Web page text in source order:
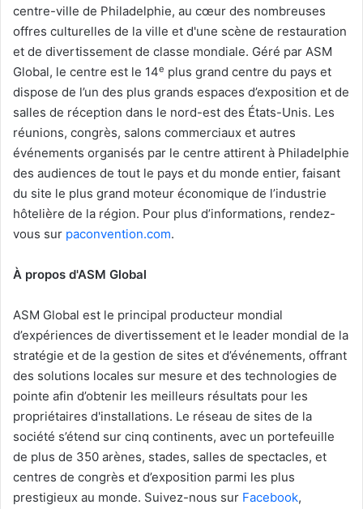
centre-ville de Philadelphie, au cœur des nombreuses
offres culturelles de la ville et d'une scène de restauration
et de divertissement de classe mondiale. Géré par ASM
Global, le centre est le 14e plus grand centre du pays et
dispose de l’un des plus grands espaces d’exposition et de
salles de réception dans le nord-est des États-Unis. Les
réunions, congrès, salons commerciaux et autres
événements organisés par le centre attirent à Philadelphie
des audiences de tout le pays et du monde entier, faisant
du site le plus grand moteur économique de l’industrie
hôtelière de la région. Pour plus d’informations, rendez-
vous sur paconvention.com.
À propos d'ASM Global
ASM Global est le principal producteur mondial
d’expériences de divertissement et le leader mondial de la
stratégie et de la gestion de sites et d’événements, offrant
des solutions locales sur mesure et des technologies de
pointe afin d’obtenir les meilleurs résultats pour les
propriétaires d'installations. Le réseau de sites de la
société s’étend sur cinq continents, avec un portefeuille
de plus de 350 arènes, stades, salles de spectacles, et
centres de congrès et d’exposition parmi les plus
prestigieux au monde. Suivez-nous sur Facebook,